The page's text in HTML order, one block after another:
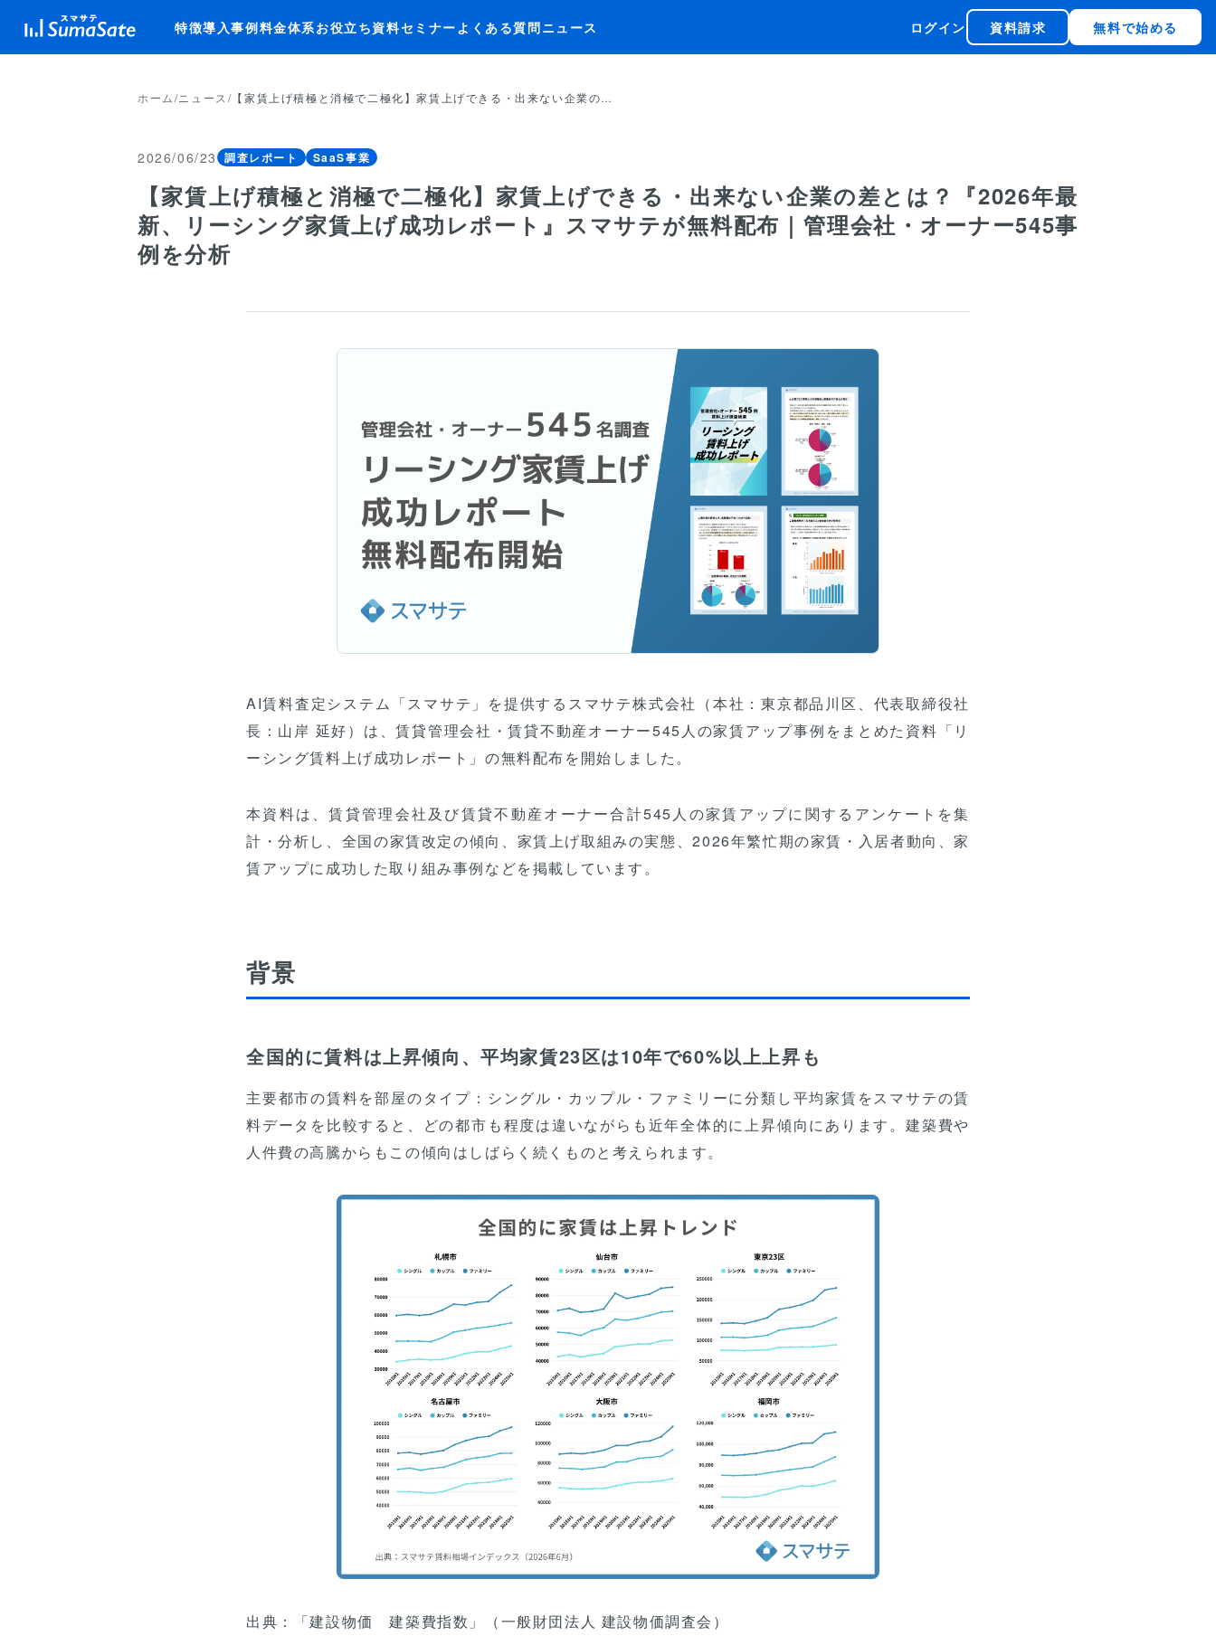
特徴導入事例料金体系お役立ち資料セミナーよくある質問ニュース ログイン 資料請求 無料で始める
無料で始める
ホーム/ニュース / 【家賃上げ積極と消極で二極化】家賃上げできる・出来ない企業の…
2026/06/23 調査レポート SaaS事業
【家賃上げ積極と消極で二極化】家賃上げできる・出来ない企業の差とは？『2026年最
新、リーシング家賃上げ成功レポート』スマサテが無料配布｜管理会社・オーナー545事
例を分析
AI賃料査定システム「スマサテ」を提供するスマサテ株式会社（本社：東京都品川区、代表取締役社
長：山岸 延好）は、賃貸管理会社・賃貸不動産オーナー545人の家賃アップ事例をまとめた資料「リ
ーシング賃料上げ成功レポート」の無料配布を開始しました。
本資料は、賃貸管理会社及び賃貸不動産オーナー合計545人の家賃アップに関するアンケートを集
計・分析し、全国の家賃改定の傾向、家賃上げ取組みの実態、2026年繁忙期の家賃・入居者動向、家
賃アップに成功した取り組み事例などを掲載しています。
背景
全国的に賃料は上昇傾向、平均家賃23区は10年で60%以上上昇も
主要都市の賃料を部屋のタイプ：シングル・カップル・ファミリーに分類し平均家賃をスマサテの賃
料データを比較すると、どの都市も程度は違いながらも近年全体的に上昇傾向にあります。建築費や
人件費の高騰からもこの傾向はしばらく続くものと考えられます。
出典：「建設物価 建築費指数」（一般財団法人 建設物価調査会）